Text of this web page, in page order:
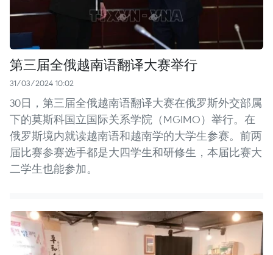
第三届全俄越南语翻译大赛举行
31/03/2024 10:02
30日，第三届全俄越南语翻译大赛在俄罗斯外交部属
下的莫斯科国立国际关系学院（MGIMO）举行。在
俄罗斯境内就读越南语和越南学的大学生参赛。前两
届比赛参赛选手都是大四学生和研修生，本届比赛大
二学生也能参加。